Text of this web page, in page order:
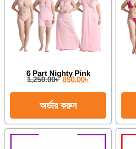
6 Part Nighty Pink
1,250.00৳ 850.00৳
অর্ডার করুন